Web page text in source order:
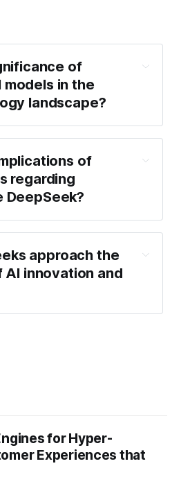
of
models in the
landscape?
of
regarding
DeepSeek?
approach the
innovation and
for Hyper-
Experiences that